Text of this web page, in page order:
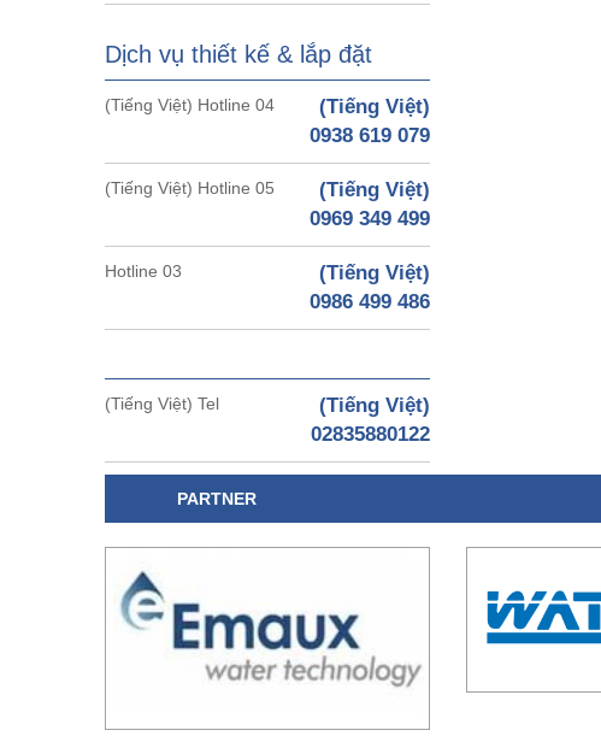
Dịch vụ thiết kế & lắp đặt
(Tiếng Việt) Hotline 04
(Tiếng Việt)
0938 619 079
(Tiếng Việt) Hotline 05
(Tiếng Việt)
0969 349 499
Hotline 03
(Tiếng Việt)
0986 499 486
(Tiếng Việt) Tel
(Tiếng Việt)
02835880122
PARTNER